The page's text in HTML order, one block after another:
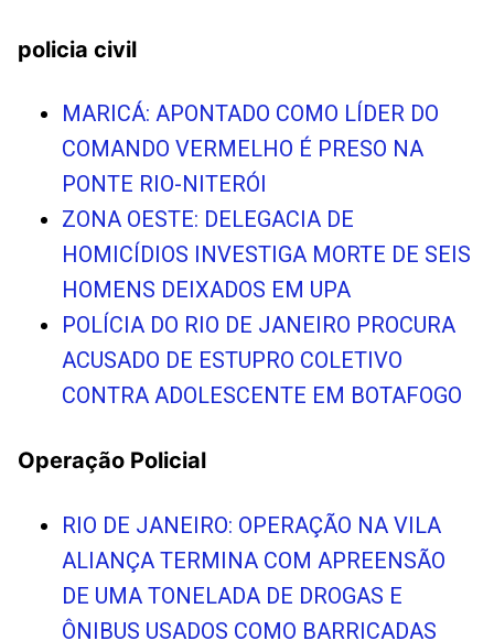
policia civil
MARICÁ: APONTADO COMO LÍDER DO
COMANDO VERMELHO É PRESO NA
PONTE RIO-NITERÓI
ZONA OESTE: DELEGACIA DE
HOMICÍDIOS INVESTIGA MORTE DE SEIS
HOMENS DEIXADOS EM UPA
POLÍCIA DO RIO DE JANEIRO PROCURA
ACUSADO DE ESTUPRO COLETIVO
CONTRA ADOLESCENTE EM BOTAFOGO
Operação Policial
RIO DE JANEIRO: OPERAÇÃO NA VILA
ALIANÇA TERMINA COM APREENSÃO
DE UMA TONELADA DE DROGAS E
ÔNIBUS USADOS COMO BARRICADAS